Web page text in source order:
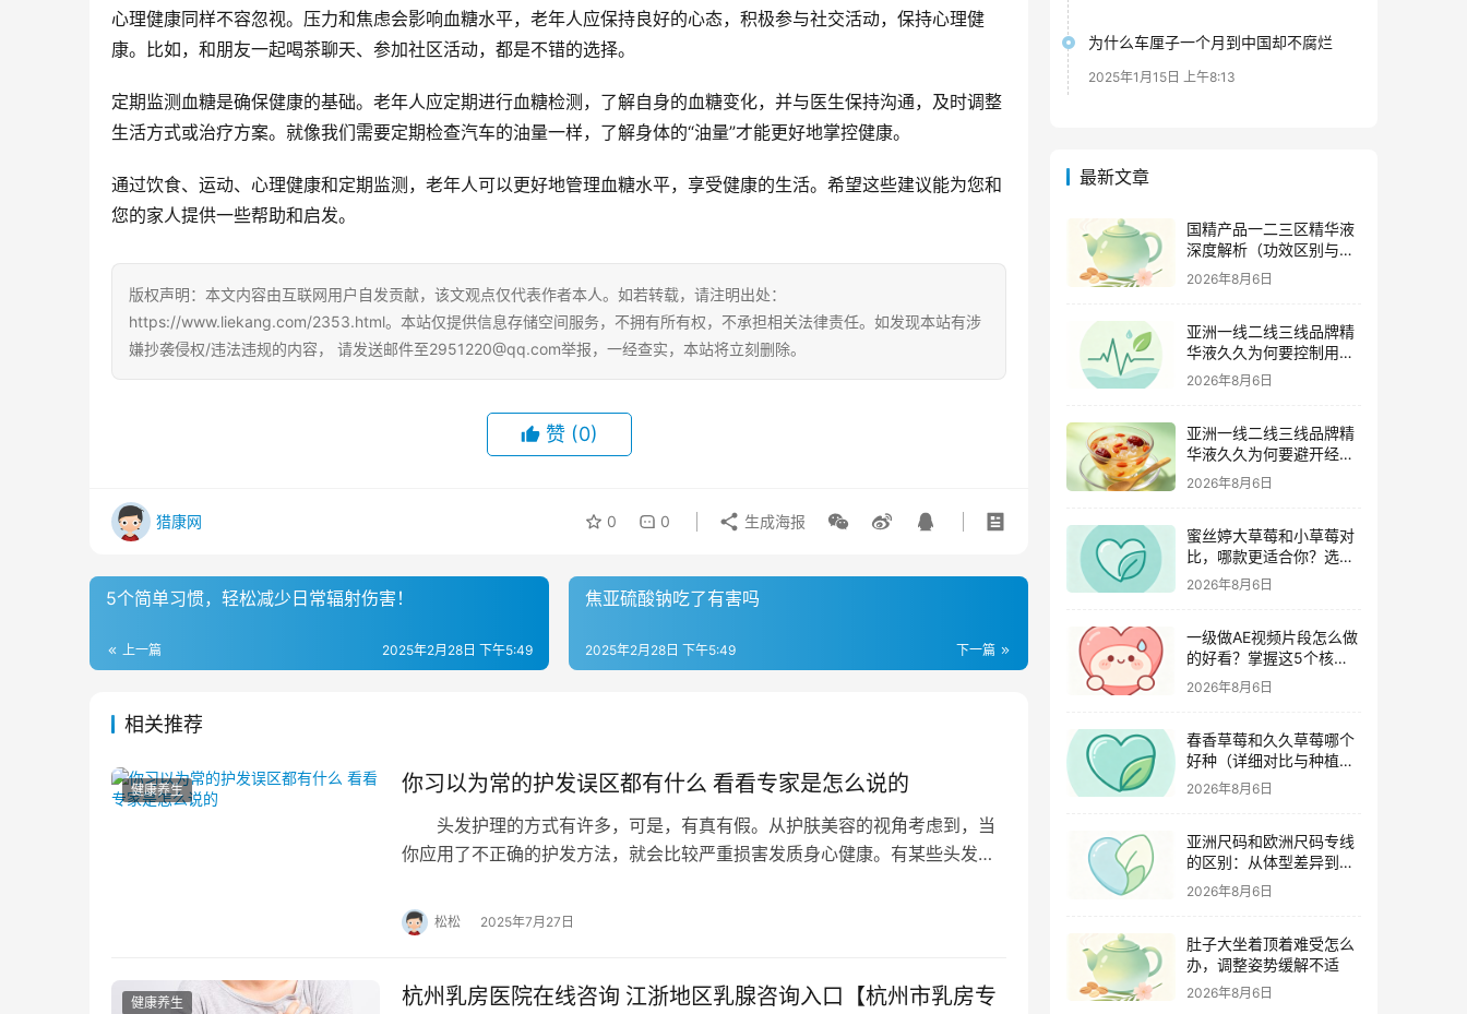
心理健康同样不容忽视。压力和焦虑会影响血糖水平，老年人应保持良好的心态，积极参与社交活动，保持心理健
康。比如，和朋友一起喝茶聊天、参加社区活动，都是不错的选择。
定期监测血糖是确保健康的基础。老年人应定期进行血糖检测，了解自身的血糖变化，并与医生保持沟通，及时调整
生活方式或治疗方案。就像我们需要定期检查汽车的油量一样，了解身体的“油量”才能更好地掌控健康。
通过饮食、运动、心理健康和定期监测，老年人可以更好地管理血糖水平，享受健康的生活。希望这些建议能为您和
您的家人提供一些帮助和启发。
版权声明：本文内容由互联网用户自发贡献，该文观点仅代表作者本人。如若转载，请注明出处：
https://www.liekang.com/2353.html。本站仅提供信息存储空间服务，不拥有所有权，不承担相关法律责任。如发现本站有涉
嫌抄袭侵权/违法违规的内容， 请发送邮件至2951220@qq.com举报，一经查实，本站将立刻删除。
赞 (0)
猎康网 0 0 生成海报
5个简单习惯，轻松减少日常辐射伤害！
上一篇 2025年2月28日 下午5:49
焦亚硫酸钠吃了有害吗
下一篇
2025年2月28日 下午5:49
相关推荐
健康养生 你习以为常的护发误区都有什么 看看专家是怎么说的
头发护理的方式有许多，可是，有真有假。从护肤美容的视角考虑到，当
你应用了不正确的护发方法，就会比较严重损害发质身心健康。有某些头发护
松松 2025年7月27日
健康养生
杭州乳房医院在线咨询 江浙地区乳腺咨询入口【杭州市乳房专
为什么车厘子一个月到中国却不腐烂
2025年1月15日 上午8:13
最新文章
国精产品一二三区精华液
深度解析（功效区别与适
用肤质全指南）
2026年8月6日
亚洲一线二线三线品牌精
华液久久为何要控制用量
（过度使用与皮肤负担的
2026年8月6日
亚洲一线二线三线品牌精
华液久久为何要避开经期
（激素变化与皮肤敏感度
关联）
2026年8月6日
蜜丝婷大草莓和小草莓对
比，哪款更适合你？选购
指南全解析
2026年8月6日
一级做AE视频片段怎么做
的好看？掌握这5个核心
技巧
2026年8月6日
春香草莓和久久草莓哪个
好种（详细对比与种植指
南）
2026年8月6日
亚洲尺码和欧洲尺码专线
的区别：从体型差异到购
物避坑指南
2026年8月6日
肚子大坐着顶着难受怎么
办，调整姿势缓解不适
2026年8月6日